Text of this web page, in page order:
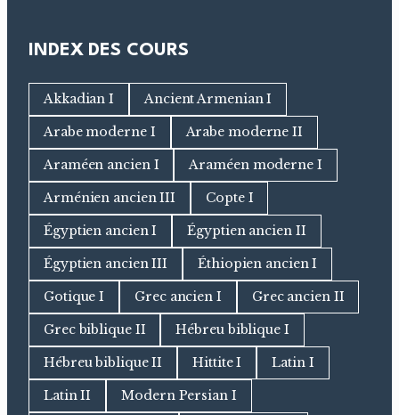
INDEX DES COURS
Akkadian I Ancient Armenian I
Arabe moderne I Arabe moderne II
Araméen ancien I Araméen moderne I
Arménien ancien III Copte I
Égyptien ancien I Égyptien ancien II
Égyptien ancien III Éthiopien ancien I
Gotique I Grec ancien I Grec ancien II
Grec biblique II Hébreu biblique I
Hébreu biblique II Hittite I Latin I
Latin II Modern Persian I